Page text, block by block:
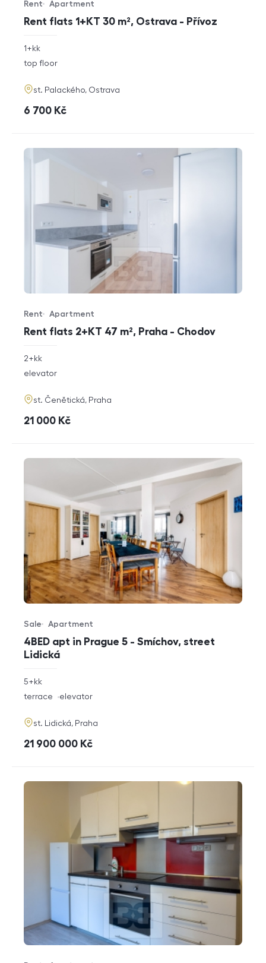
Rent flats 1+KT 30 m², Ostrava - Přívoz
Offer type
Rent
Property type
Apartment
rozměry
disposition
1+kk
funkce
top floor
adresa
st. Palackého, Ostrava
cena
6 700 Kč
Rent flats 2+KT 47 m², Praha - Chodov
Offer type
Rent
Property type
Apartment
rozměry
disposition
2+kk
funkce
elevator
adresa
st. Čenětická, Praha
cena
21 000 Kč
4BED apt in Prague 5 - Smíchov, street
Lidická
Offer type
Sale
Property type
Apartment
rozměry
5+kk
funkce
terrace elevator
adresa
st. Lidická, Praha
cena
21 900 000 Kč